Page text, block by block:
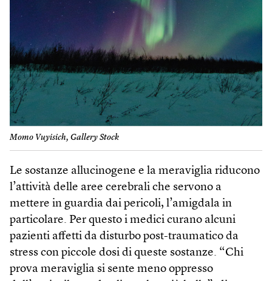
Momo Vuyisich, Gallery Stock
Le sostanze allucinogene e la meraviglia riducono
l’attività delle aree cerebrali che servono a
mettere in guardia dai pericoli, l’amigdala in
particolare. Per questo i medici curano alcuni
pazienti affetti da disturbo post-traumatico da
stress con piccole dosi di queste sostanze. “Chi
prova meraviglia si sente meno oppresso